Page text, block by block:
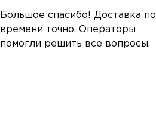
Большое спасибо! Доставка по
времени точно. Операторы
помогли решить все вопросы.